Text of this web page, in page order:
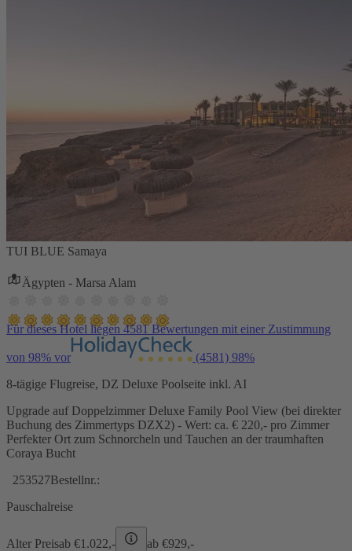
TUI BLUE Samaya
Ägypten - Marsa Alam
Für dieses Hotel liegen 4581 Bewertungen mit einer Zustimmung
von 98% vor (4581) 98%
8-tägige Flugreise, DZ Deluxe Poolseite inkl. AI
Upgrade auf Doppelzimmer Deluxe Family Pool View (bei direkter
Buchung des Zimmertyps DZX2) - Wert: ca. € 220,- pro Zimmer
Perfekter Ort zum Schnorcheln und Tauchen an der traumhaften
Coraya Bucht
253527Bestellnr.:
Pauschalreise
Alter Preisab €1.022,- ab €929,-